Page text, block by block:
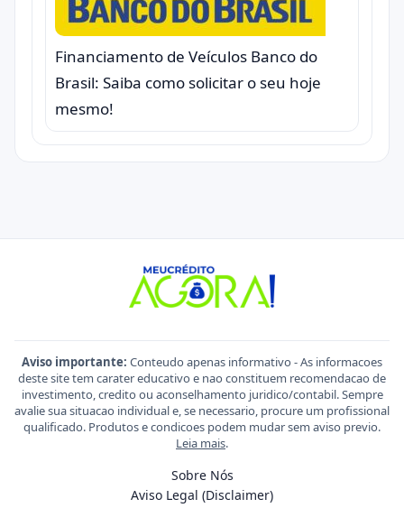
Financiamento de Veículos Banco do
Brasil: Saiba como solicitar o seu hoje
mesmo!
Aviso importante: Conteudo apenas informativo - As informacoes
deste site tem carater educativo e nao constituem recomendacao de
investimento, credito ou aconselhamento juridico/contabil. Sempre
avalie sua situacao individual e, se necessario, procure um profissional
qualificado. Produtos e condicoes podem mudar sem aviso previo.
Leia mais.
Sobre Nós
Aviso Legal (Disclaimer)